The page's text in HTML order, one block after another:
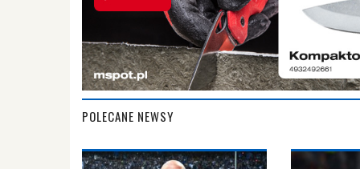
POLECANE NEWSY